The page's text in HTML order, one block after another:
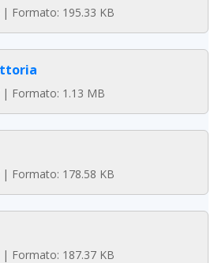
Formato: 195.33 KB
Formato: 1.13 MB
Formato: 178.58 KB
Formato: 187.37 KB